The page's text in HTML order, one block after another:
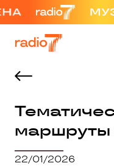
маршруты
22/01/2026